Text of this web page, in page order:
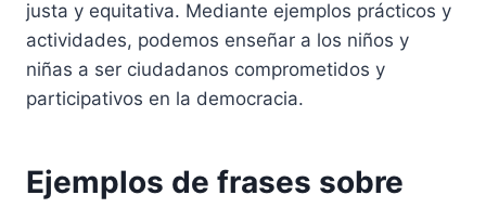
justa y equitativa. Mediante ejemplos prácticos y
actividades, podemos enseñar a los niños y
niñas a ser ciudadanos comprometidos y
participativos en la democracia.
Ejemplos de frases sobre